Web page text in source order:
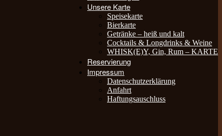
Unsere Karte
Speisekarte
Bierkarte
Getränke – heiß und kalt
Cocktails & Longdrinks & Weine
WHISK(E)Y, Gin, Rum – KARTE
Reservierung
Impressum
Datenschutzerklärung
Anfahrt
Haftungsauschluss